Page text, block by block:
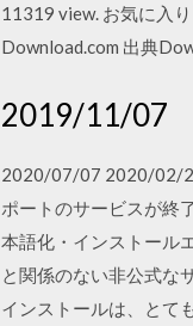
11319 view. お気に入
Download.com 出典
2019/11/07
2020/07/07 2020/02/
ポートのサービスが終
本語化・インストール
と関係のない非公式な
インストールは、とて